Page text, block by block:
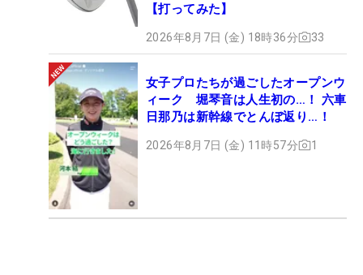
【打ってみた】
2026年8月7日 (金) 18時36分 33
女子プロたちが過ごしたオープンウ
ィーク 堀琴音は人生初の…！ 六車
日那乃は新幹線でとんぼ返り…！
2026年8月7日 (金) 11時57分 1